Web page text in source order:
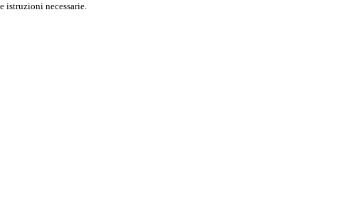
istruzioni necessarie.